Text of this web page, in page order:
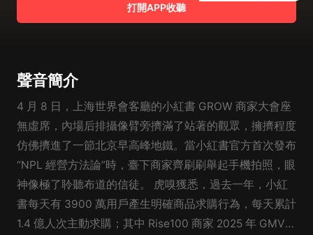
打開APP收聽
聲音簡介
4 月 8 日，上海世界會客廳的小紅書 GROW 商家大會座
無虛席，內場后排攝像臂旁擠滿了站著的觀眾，擁擠程度
仿佛擠進了一節北京早高峰地鐵。當小紅書官方首次發布
“NPL 經營方法論”時，臺下商家齊刷刷舉起手機拍照，眼
神像極了聆聽布道的信徒。 虎嗅獲悉，過去一年，小紅
書每天有 3900 萬用戶產生明確商品求購行為，每天累計
1.4 億人次主動求購；其中 Rise100 商家 2025 年 GMV